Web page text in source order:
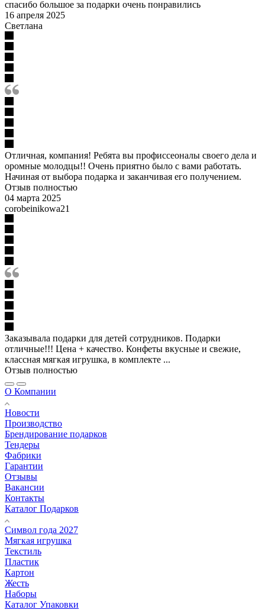
спасибо большое за подарки очень понравились
16 апреля 2025
Светлана
Отличная, компания! Ребята вы профиссеоналы своего дела и
оромные молодцы!! Очень приятно было с вами работать.
Начиная от выбора подарка и заканчивая его получением.
Отзыв полностью
04 марта 2025
corobeinikowa21
Заказывала подарки для детей сотрудников. Подарки
отличные!!! Цена + качество. Конфеты вкусные и свежие,
классная мягкая игрушка, в комплекте ...
Отзыв полностью
О Компании
Новости
Производство
Брендирование подарков
Тендеры
Фабрики
Гарантии
Отзывы
Вакансии
Контакты
Каталог Подарков
Символ года 2027
Мягкая игрушка
Текстиль
Пластик
Картон
Жесть
Наборы
Каталог Упаковки